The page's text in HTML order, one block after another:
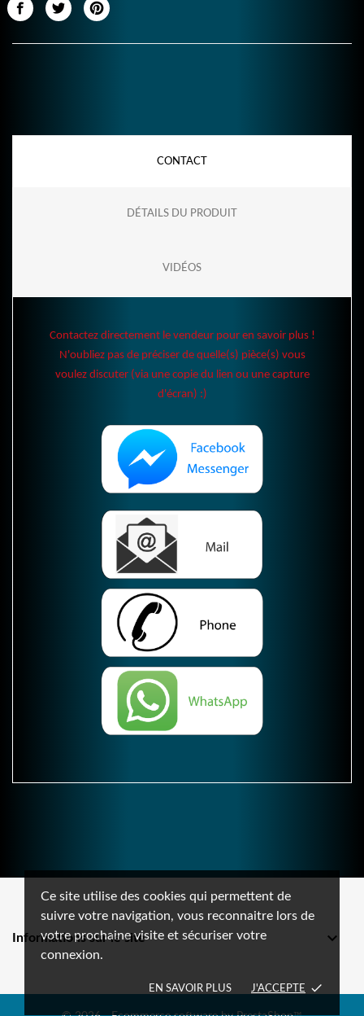
Ce site utilise des cookies qui permettent de
suivre votre navigation, vous reconnaitre lors de
votre prochaine visite et sécuriser votre
connexion.
EN SAVOIR PLUS J'ACCEPTE done
CONTACT
DÉTAILS DU PRODUIT
VIDÉOS
Contactez directement le vendeur pour en savoir plus !
N'oubliez pas de préciser de quelle(s) pièce(s) vous
voulez discuter (via une copie du lien ou une capture
d'écran) :)
Informations sur le site 